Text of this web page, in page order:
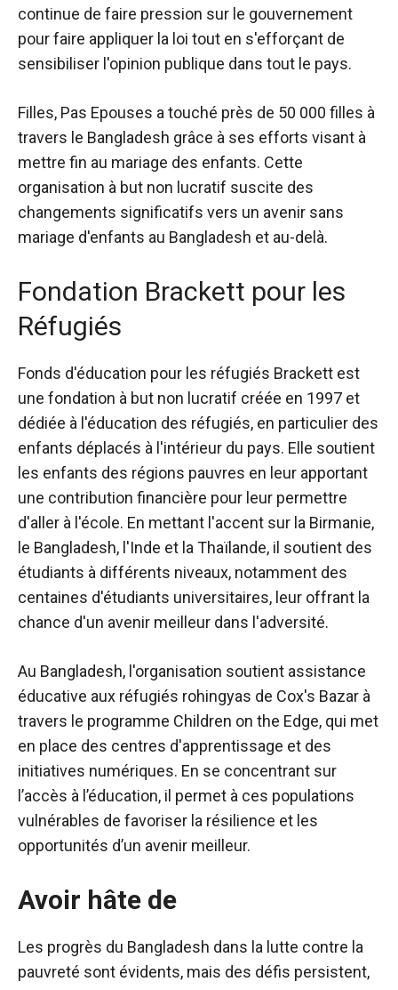
continue de faire pression sur le gouvernement
pour faire appliquer la loi tout en s'efforçant de
sensibiliser l'opinion publique dans tout le pays.
Filles, Pas Epouses a touché près de 50 000 filles à
travers le Bangladesh grâce à ses efforts visant à
mettre fin au mariage des enfants. Cette
organisation à but non lucratif suscite des
changements significatifs vers un avenir sans
mariage d'enfants au Bangladesh et au-delà.
Fondation Brackett pour les
Réfugiés
Fonds d'éducation pour les réfugiés Brackett est
une fondation à but non lucratif créée en 1997 et
dédiée à l'éducation des réfugiés, en particulier des
enfants déplacés à l'intérieur du pays. Elle soutient
les enfants des régions pauvres en leur apportant
une contribution financière pour leur permettre
d'aller à l'école. En mettant l'accent sur la Birmanie,
le Bangladesh, l'Inde et la Thaïlande, il soutient des
étudiants à différents niveaux, notamment des
centaines d'étudiants universitaires, leur offrant la
chance d'un avenir meilleur dans l'adversité.
Au Bangladesh, l'organisation soutient assistance
éducative aux réfugiés rohingyas de Cox's Bazar à
travers le programme Children on the Edge, qui met
en place des centres d'apprentissage et des
initiatives numériques. En se concentrant sur
l’accès à l’éducation, il permet à ces populations
vulnérables de favoriser la résilience et les
opportunités d’un avenir meilleur.
Avoir hâte de
Les progrès du Bangladesh dans la lutte contre la
pauvreté sont évidents, mais des défis persistent,